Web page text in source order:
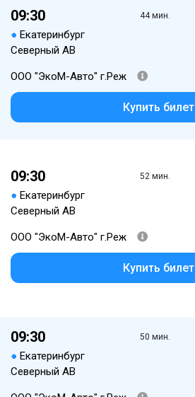
09:30
● Екатеринбург
Северный АВ
44 мин.
ООО "ЭкоМ-Авто" г.Реж
Купить билет
09:30
● Екатеринбург
Северный АВ
52 мин.
ООО "ЭкоМ-Авто" г.Реж
Купить билет
09:30
● Екатеринбург
Северный АВ
50 мин.